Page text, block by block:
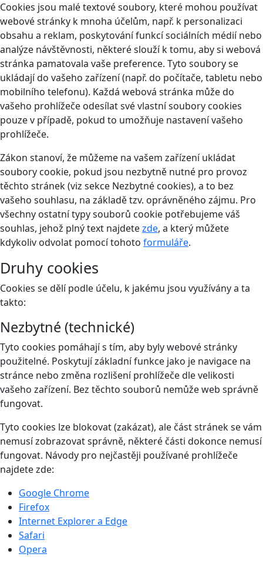
Cookies jsou malé textové soubory, které mohou používat
webové stránky k mnoha účelům, např. k personalizaci
obsahu a reklam, poskytování funkcí sociálních médií nebo
analýze návštěvnosti, některé slouží k tomu, aby si webová
stránka pamatovala vaše preference. Tyto soubory se
ukládají do vašeho zařízení (např. do počítače, tabletu nebo
mobilního telefonu). Každá webová stránka může do
vašeho prohlížeče odesílat své vlastní soubory cookies
pouze v případě, pokud to umožňuje nastavení vašeho
prohlížeče.
Zákon stanoví, že můžeme na vašem zařízení ukládat
soubory cookie, pokud jsou nezbytně nutné pro provoz
těchto stránek (viz sekce Nezbytné cookies), a to bez
vašeho souhlasu, na základě tzv. oprávněného zájmu. Pro
všechny ostatní typy souborů cookie potřebujeme váš
souhlas, jehož plný text najdetezde, a který můžete
kdykoliv odvolat pomocí tohoto formuláře.
Druhy cookies
Cookies se dělí podle účelu, k jakému jsou využívány a ta
takto:
Nezbytné (technické)
Tyto cookies pomáhají s tím, aby byly webové stránky
použitelné. Poskytují základní funkce jako je navigace na
stránce nebo změna rozlišení prohlížeče dle velikosti
vašeho zařízení. Bez těchto souborů nemůže web správně
fungovat.
Tyto cookies lze blokovat (zakázat), ale část stránek se vám
nemusí zobrazovat správně, některé části dokonce nemusí
fungovat. Návody pro nejčastěji používané prohlížeče
najdete zde:
Google Chrome
Firefox
Internet Explorer a Edge
Safari
Opera